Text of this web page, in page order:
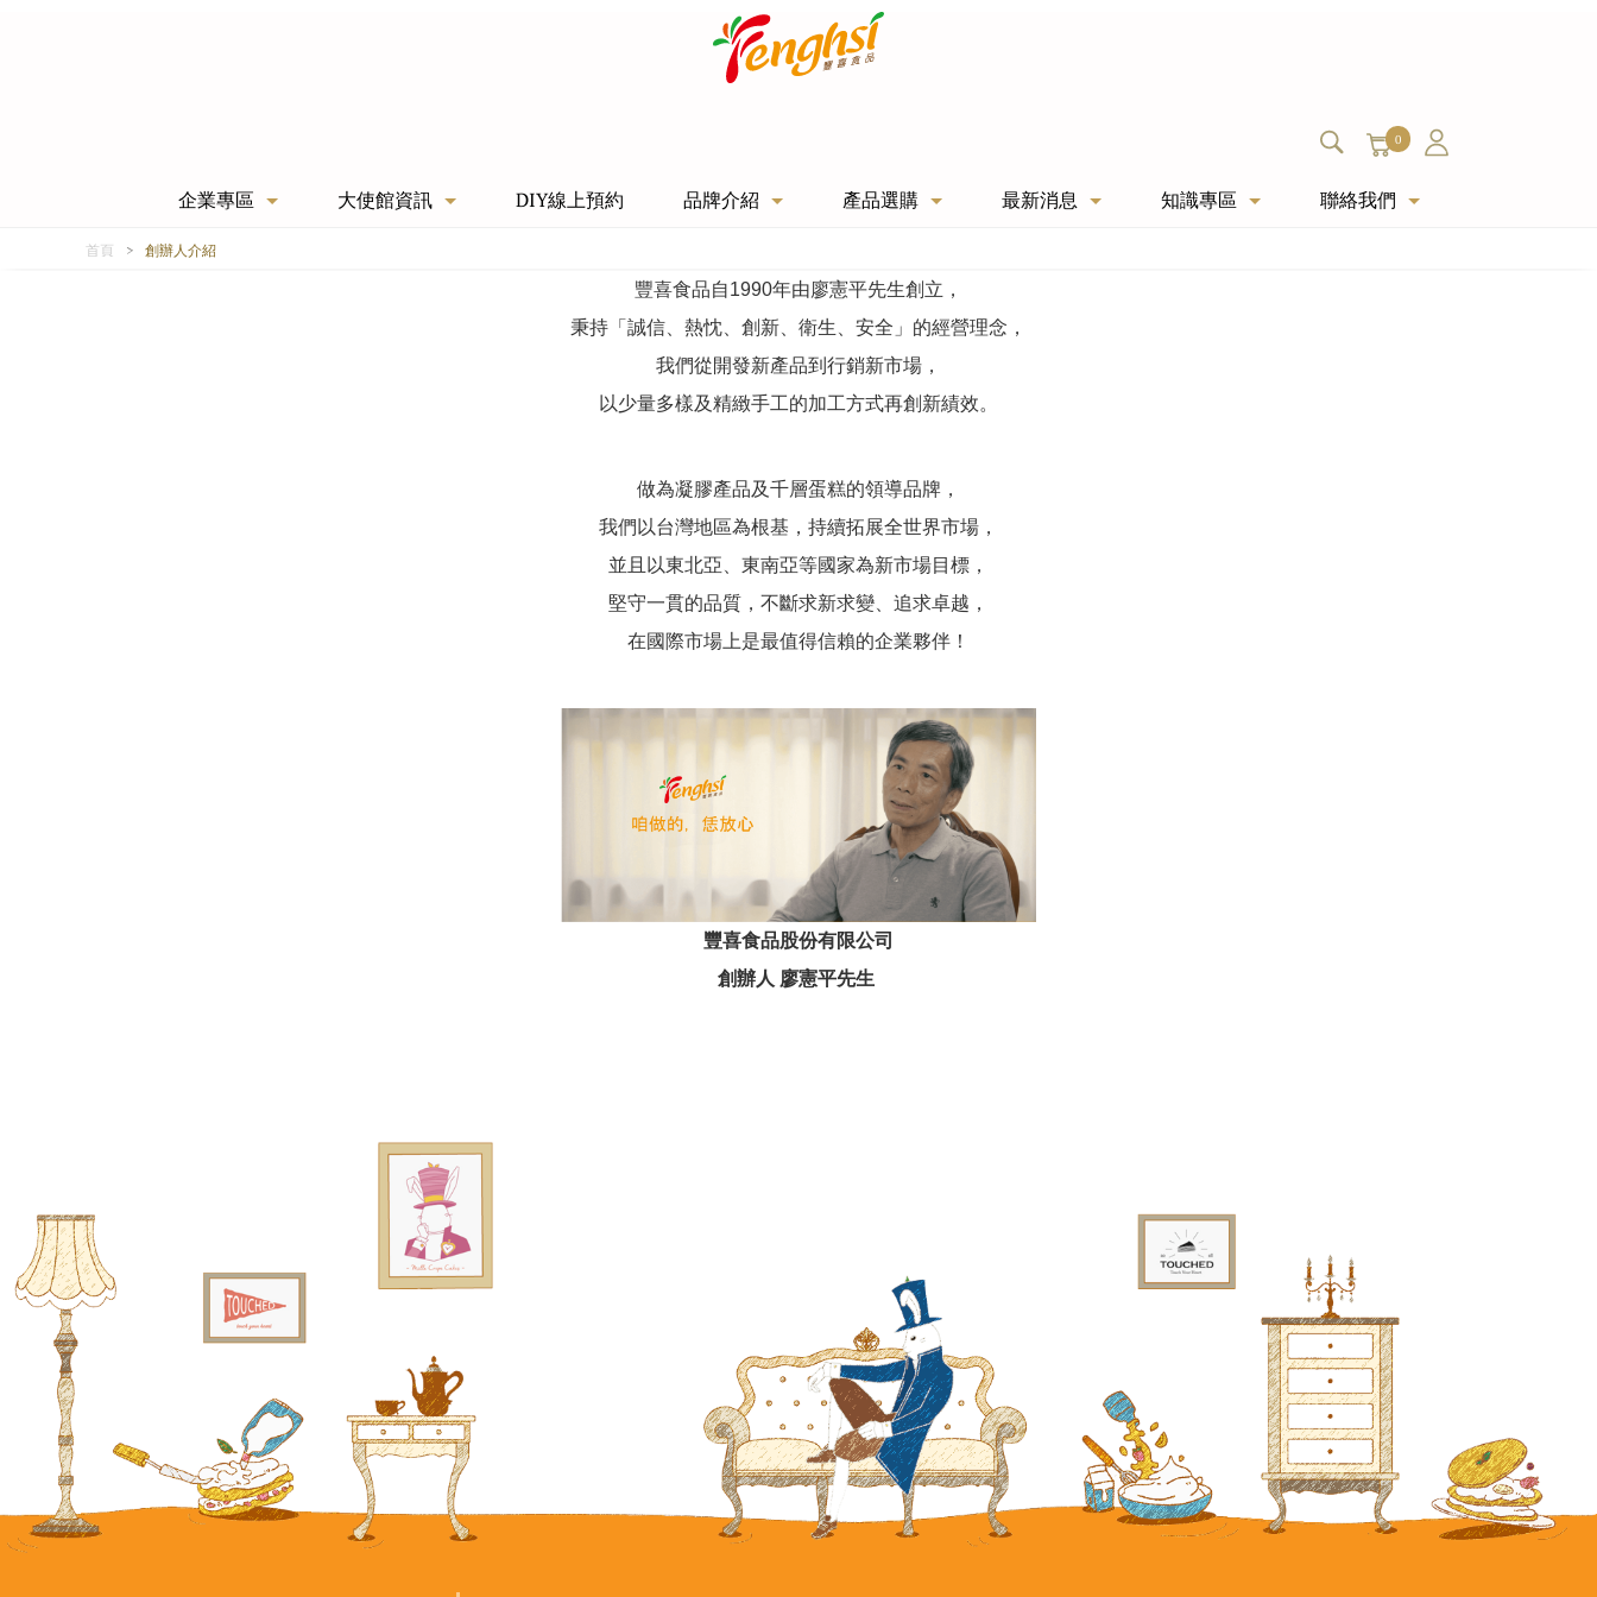
0
企業專區 大使館資訊 DIY線上預約 品牌介紹 產品選購 最新消息 知識專區 聯絡我們
首頁 創辦人介紹
豐喜食品自1990年由廖憲平先生創立，
秉持「誠信、熱忱、創新、衛生、安全」的經營理念，
我們從開發新產品到行銷新市場，
以少量多樣及精緻手工的加工方式再創新績效。
做為凝膠產品及千層蛋糕的領導品牌，
我們以台灣地區為根基，持續拓展全世界市場，
並且以東北亞、東南亞等國家為新市場目標，
堅守一貫的品質，不斷求新求變、追求卓越，
在國際市場上是最值得信賴的企業夥伴！
豐喜食品股份有限公司
創辦人 廖憲平先生